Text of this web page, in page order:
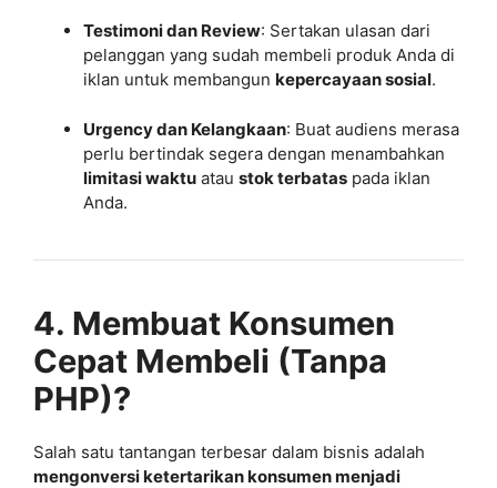
Testimoni dan Review: Sertakan ulasan dari
pelanggan yang sudah membeli produk Anda di
iklan untuk membangun kepercayaan sosial.
Urgency dan Kelangkaan: Buat audiens merasa
perlu bertindak segera dengan menambahkan
limitasi waktu atau stok terbatas pada iklan
Anda.
4. Membuat Konsumen
Cepat Membeli (Tanpa
PHP)?
Salah satu tantangan terbesar dalam bisnis adalah
mengonversi ketertarikan konsumen menjadi